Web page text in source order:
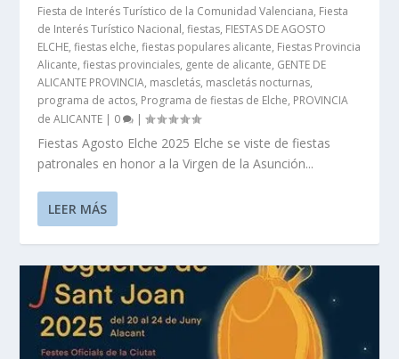
Fiesta de Interés Turístico de la Comunidad Valenciana, Fiesta
de Interés Turístico Nacional,fiestas, FIESTAS DE AGOSTO
ELCHE,fiestas elche,fiestas populares alicante, Fiestas Provincia
Alicante,fiestas provinciales, gente de alicante, GENTE DE
ALICANTE PROVINCIA, mascletás, mascletás nocturnas,
programa de actos, Programa de fiestas de Elche, PROVINCIA
de ALICANTE | 0 |
Fiestas Agosto Elche 2025 Elche se viste de fiestas
patronales en honor a la Virgen de la Asunción...
LEER MÁS